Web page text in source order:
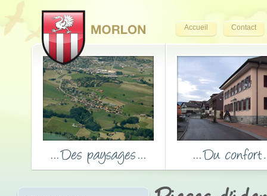
Accueil Contact